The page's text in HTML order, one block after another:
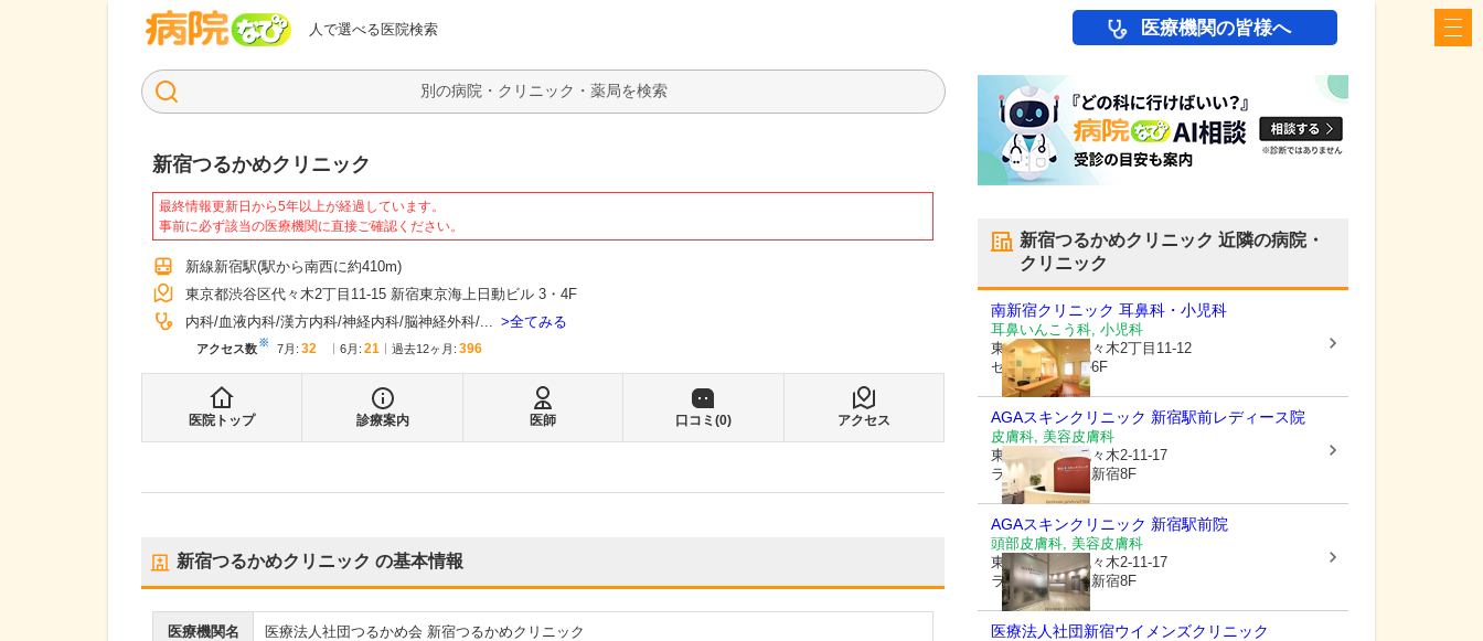
人で選べる医院検索
病院なび 医療機関の皆様へ
検索
新宿つるかめクリニック
最終情報更新日から5年以上が経過しています。
事前に必ず該当の医療機関に直接ご確認ください。
新線新宿駅(駅から南西に約410m)
東京都渋谷区代々木2丁目11-15 新宿東京海上日動ビル 3・4F
内科 血液内科 漢方内科 神経内科 脳神経外科 ... 全てみる
アクセス数※ 7月 : 32 6月 : 21 過去12ヶ月: 396
医院トップ 診療案内 医師 口コミ(0) アクセス
新宿つるかめクリニック の基本情報
医療機関名 医療法人社団つるかめ会 新宿つるかめクリニック
新宿つるかめクリニック 近隣の病院・
クリニック
南新宿クリニック 耳鼻科・小児科
耳鼻いんこう科, 小児科
東京都渋谷区代々木2丁目11-12
セントラルビル6F
AGAスキンクリニック 新宿駅前レディース院
皮膚科, 美容皮膚科
東京都渋谷区代々木2-11-17
ラウンドクロス新宿8F
AGAスキンクリニック 新宿駅前院
頭部皮膚科, 美容皮膚科
東京都渋谷区 代々木2-11-17
ラウンドクロス新宿8F
医療法人社団新宿ウイメンズクリニック